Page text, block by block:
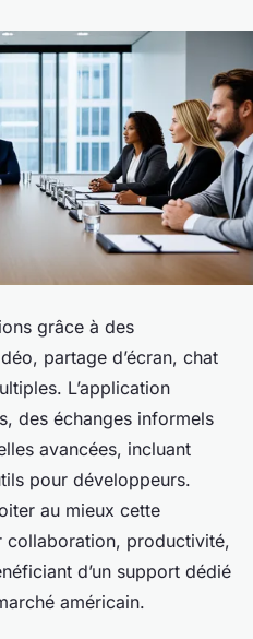
grâce à des
partage d’écran, chat
L’application
des échanges informels
avancées, incluant
pour développeurs.
au mieux cette
collaboration, productivité,
d’un support dédié
américain.